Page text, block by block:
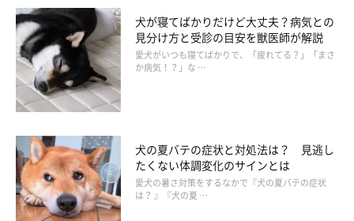
犬が寝てばかりだけど大丈夫？病気との
見分け方と受診の目安を獣医師が解説
愛犬がいつも寝てばかりで、「疲れてる？」「まさ
か病気！？」な …
犬の夏バテの症状と対処法は？ 見逃し
たくない体調変化のサインとは
愛犬の暑さ対策をするなかで『犬の夏バテの症状
は？ 』『犬の夏 …